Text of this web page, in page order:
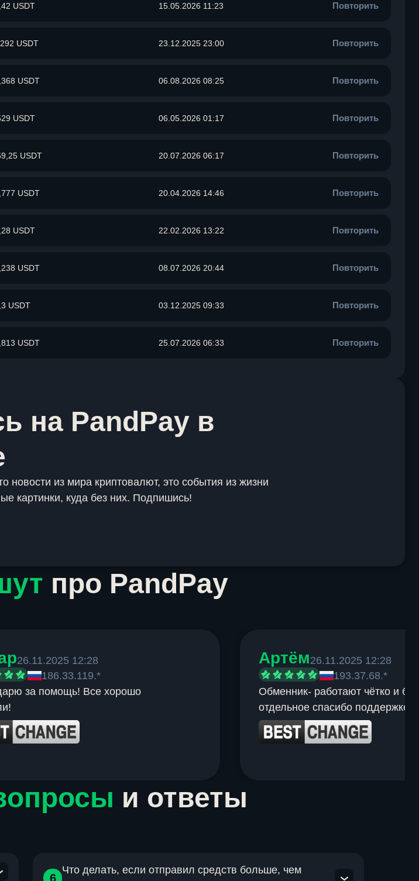
USDT 15.05.2026 11:23 Повторить
USDT 23.12.2025 23:00 Повторить
USDT 06.08.2026 08:25 Повторить
USDT 06.05.2026 01:17 Повторить
USDT 20.07.2026 06:17 Повторить
USDT 20.04.2026 14:46 Повторить
USDT 22.02.2026 13:22 Повторить
USDT 08.07.2026 20:44 Повторить
USDT 03.12.2025 09:33 Повторить
USDT 25.07.2026 06:33 Повторить
на PandPay в
новости из мира криптовалют, это события из жизни
картинки, куда без них. Подпишись!
про PandPay
26.11.2025 12:28
186.33.119.*
за помощь! Все хорошо
Артём26.11.2025 12:28
193.37.68.*
Обменник- работают чётко и
отдельное спасибо поддержке.
и ответы
6
Что делать, если отправил средств больше, чем